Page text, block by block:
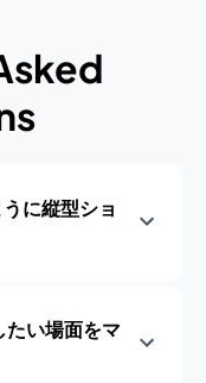
に縦型ショ
い場面をマ